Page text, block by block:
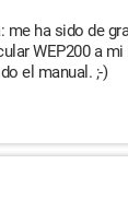
me ha sido de
WEP200 a
el manual. ;-)